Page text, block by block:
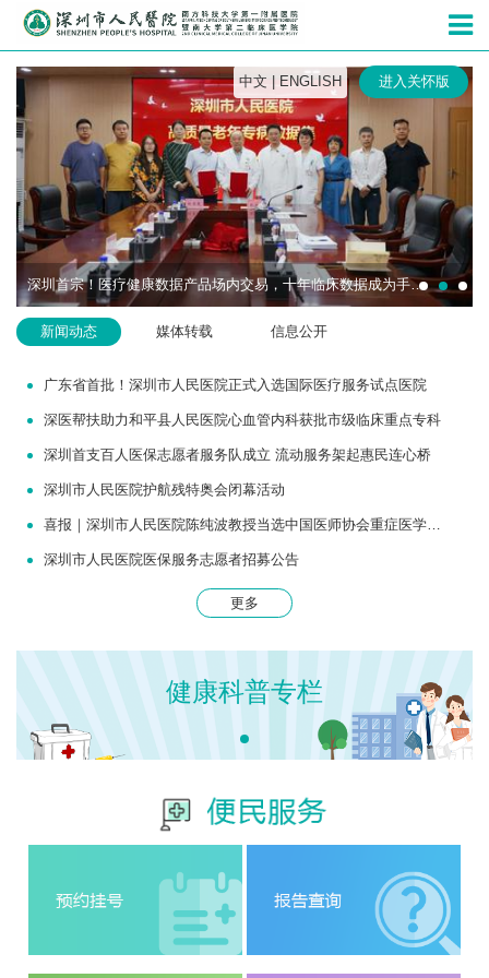
深圳市人民
中文 ENGLISH 进入关怀版
深圳首宗！医疗健康数据产品场内交易，十年临床数据成为手术机器人研发“燃料”
新闻动态 媒体转载 信息公开
广东省首批！深圳市人民医院正式入选国际医疗服务试点医院
深医帮扶助力和平县人民医院心血管内科获批市级临床重点专科
深圳首支百人医保志愿者服务队成立 流动服务架起惠民连心桥
深圳市人民医院护航残特奥会闭幕活动
喜报｜深圳市人民医院陈纯波教授当选中国医师协会重症医学医师分会常务委员
深圳市人民医院医保服务志愿者招募公告
更多
健康科普专栏